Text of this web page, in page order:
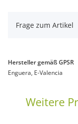
Frage zum Artikel
Hersteller gemäß GPSR
Enguera, E-Valencia
Weitere